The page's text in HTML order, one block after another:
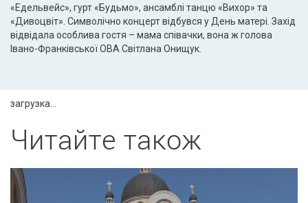
«Едельвейс», гурт «Будьмо», ансамблі танцю «Вихор» та
«Дивоцвіт». Символічно концерт відбувся у День матері. Захід
відвідала особлива гостя – мама співачки, вона ж голова
Івано-Франківської ОВА Світлана Онищук.
загрузка...
Читайте також